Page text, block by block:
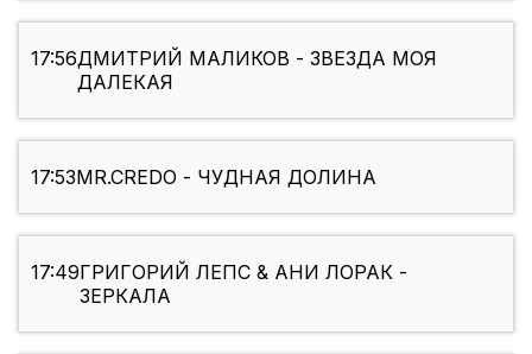
17:56ДМИТРИЙ МАЛИКОВ - ЗВЕЗДА МОЯ
ДАЛЕКАЯ
17:53MR.CREDO - ЧУДНАЯ ДОЛИНА
17:49ГРИГОРИЙ ЛЕПС & АНИ ЛОРАК -
ЗЕРКАЛА